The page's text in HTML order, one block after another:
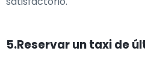
5.Reservar un taxi de